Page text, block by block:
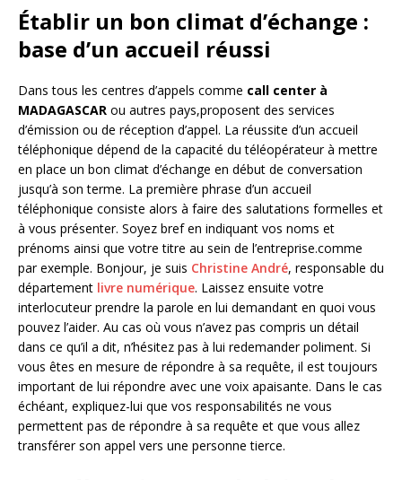
Établir un bon climat d’échange :
base d’un accueil réussi
Dans tous les centres d’appels comme call center à
MADAGASCAR ou autres pays,proposent des services
d’émission ou de réception d’appel. La réussite d’un accueil
téléphonique dépend de la capacité du téléopérateur à mettre
en place un bon climat d’échange en début de conversation
jusqu’à son terme. La première phrase d’un accueil
téléphonique consiste alors à faire des salutations formelles et
à vous présenter. Soyez bref en indiquant vos noms et
prénoms ainsi que votre titre au sein de l’entreprise.comme
par exemple. Bonjour, je suis Christine André, responsable du
département livre numérique. Laissez ensuite votre
interlocuteur prendre la parole en lui demandant en quoi vous
pouvez l’aider. Au cas où vous n’avez pas compris un détail
dans ce qu’il a dit, n’hésitez pas à lui redemander poliment. Si
vous êtes en mesure de répondre à sa requête, il est toujours
important de lui répondre avec une voix apaisante. Dans le cas
échéant, expliquez-lui que vos responsabilités ne vous
permettent pas de répondre à sa requête et que vous allez
transférer son appel vers une personne tierce.